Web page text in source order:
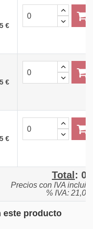
€
€
€
Total :
Precios con IVA
% IVA:
este producto